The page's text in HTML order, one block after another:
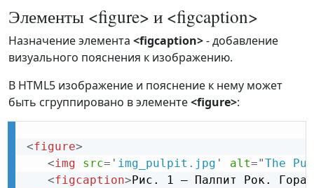
Элементы <figure> и <figcaption>
Назначение элемента <figcaption>- добавление
визуального пояснения к изображению.
В HTML5 изображение и пояснение к нему может
быть сгруппировано в элементе<figure>:
<figure>
<img src= ' img_pulpit.jpg ' alt="The
<figcaption> Рис. 1 — Палпит Рок. Гора